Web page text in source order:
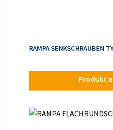
RAMPA SENKSCHRAUBEN
Produkt